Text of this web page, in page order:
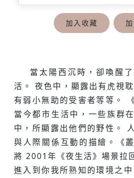
加入收藏
當太陽西沉時，卻喚醒
活。 夜色中，顯露出有虎視
有弱小無助的受害者等等。
當今都市生活中，一些族群
中，所顯露出他們的野性。
與人際關係互動的描繪。《
將 2001年《夜生活》場景拉
進入到你我所熟知的環境之